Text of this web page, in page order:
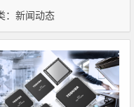
：新闻动态